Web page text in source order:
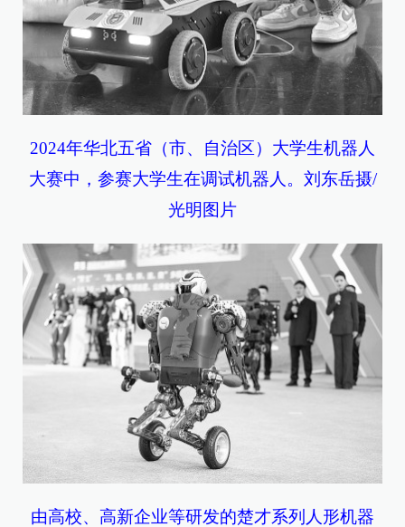
2024年华北五省（市、自治区）大学生机器人
大赛中，参赛大学生在调试机器人。刘东岳摄/
光明图片
由高校、高新企业等研发的楚才系列人形机器